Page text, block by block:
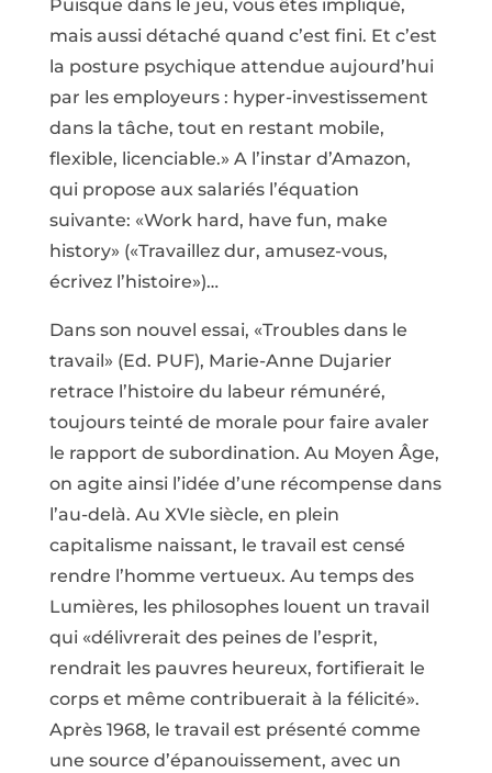
Puisque dans le jeu, vous êtes impliqué,
mais aussi détaché quand c’est fini. Et c’est
la posture psychique attendue aujourd’hui
par les employeurs : hyper-investissement
dans la tâche, tout en restant mobile,
flexible, licenciable.» A l’instar d’Amazon,
qui propose aux salariés l’équation
suivante: «Work hard, have fun, make
history» («Travaillez dur, amusez-vous,
écrivez l’histoire»)…
Dans son nouvel essai, «Troubles dans le
travail» (Ed. PUF), Marie-Anne Dujarier
retrace l’histoire du labeur rémunéré,
toujours teinté de morale pour faire avaler
le rapport de subordination. Au Moyen Âge,
on agite ainsi l’idée d’une récompense dans
l’au-delà. Au XVIe siècle, en plein
capitalisme naissant, le travail est censé
rendre l’homme vertueux. Au temps des
Lumières, les philosophes louent un travail
qui «délivrerait des peines de l’esprit,
rendrait les pauvres heureux, fortifierait le
corps et même contribuerait à la félicité».
Après 1968, le travail est présenté comme
une source d’épanouissement, avec un